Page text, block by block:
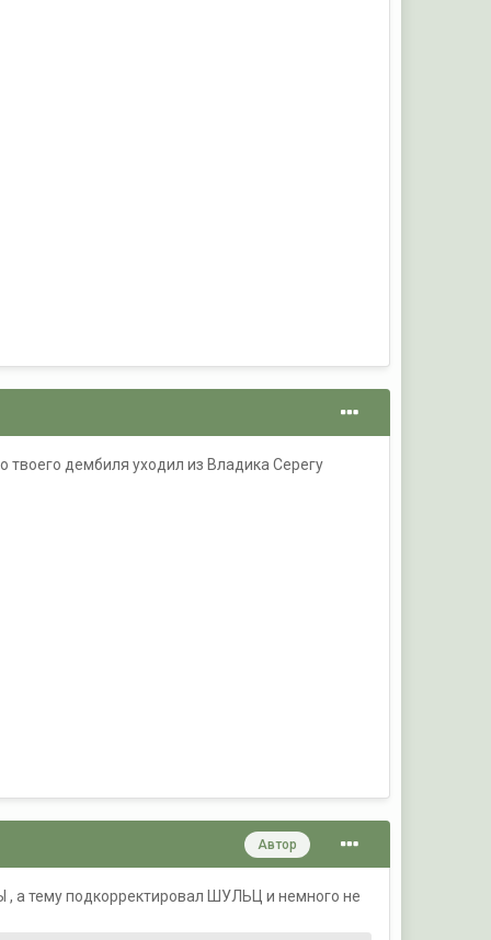
дембиля уходил из Владика Серегу
Автор
а тему подкорректировал ШУЛЬЦ и немного не